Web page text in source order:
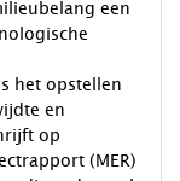
een
het opstellen
en
op
(MER)